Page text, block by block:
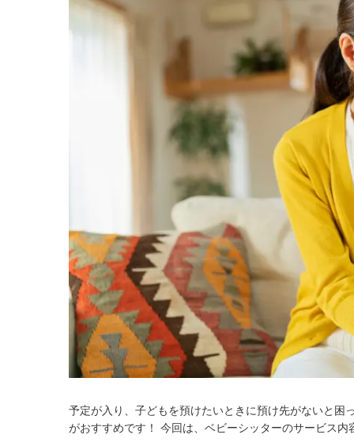
予定が入り、子どもを預けたいときに預け先がないと
がおすすめです！ 今回は、ベビーシッターのサービス